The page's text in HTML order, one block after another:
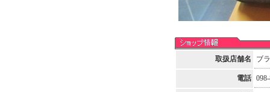
取扱店舗名 ブ
電話